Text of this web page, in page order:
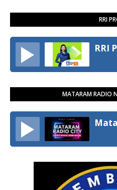
RRI
RRI
MATARAM RADIO